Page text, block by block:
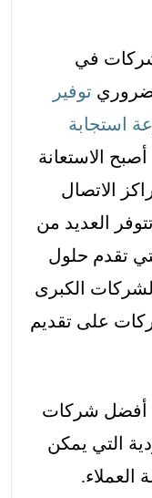
في
توفير
استجابة
الاستعانة
الاتصال
العديد من
تقدم حلول
الكبرى
على تقديم
أفضل شركات
التي يمكن
العملاء.